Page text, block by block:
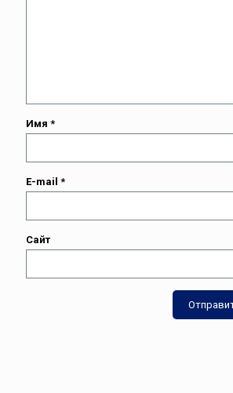
Имя *
E-mail *
Сайт